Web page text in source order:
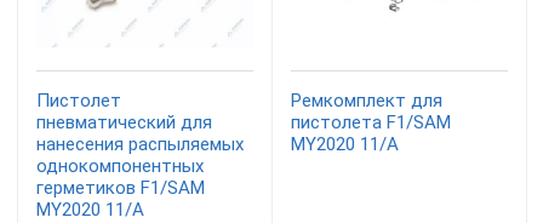
Пистолет
пневматический для
нанесения распыляемых
однокомпонентных
герметиков F1/SAM
MY2020 11/A
Ремкомплект для
пистолета F1/SAM
MY2020 11/A